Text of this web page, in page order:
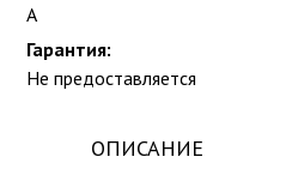
A
Гарантия:
Не предоставляется
ОПИСАНИЕ